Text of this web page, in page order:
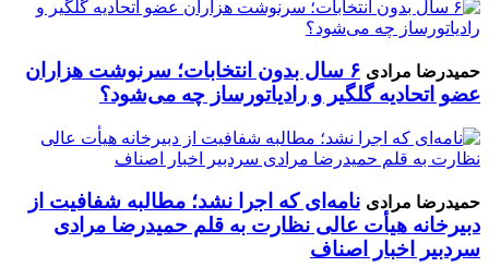
حمیدرضا مرادی
۶ سال بدون انتخابات؛ سرنوشت هزاران
عضو اتحادیه گلگیر و رادیاتورساز چه می‌شود؟
حمیدرضا مرادی نامه‌ای که اجرا نشد؛ مطالبه شفافیت از
دبیرخانه هیأت عالی نظارت به قلم حمیدرضا مرادی
سردبیر اخبار اصناف